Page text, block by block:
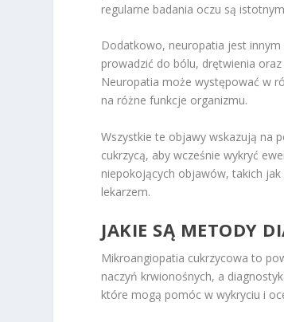
regularne badania oczu są
Dodatkowo, neuropatia jest
prowadzić do bólu, drętwienia
Neuropatia może występować w
na różne funkcje organizmu.
Wszystkie te objawy wskazują na
cukrzycą, aby wcześnie wykryć
niepokojących objawów, takich
lekarzem.
JAKIE SĄ METODY
Mikroangiopatia cukrzycowa to
naczyń krwionośnych, a
które mogą pomóc w wykryciu i